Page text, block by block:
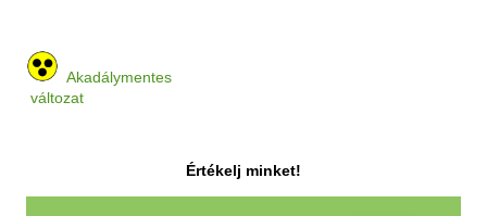
Akadálymentes
változat
Értékelj minket!